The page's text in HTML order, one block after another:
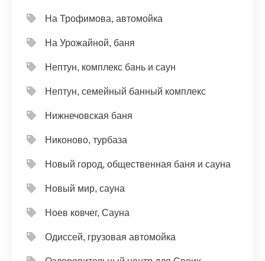
На Трофимова, автомойка
На Урожайной, баня
Нептун, комплекс бань и саун
Нептун, семейный банный комплекс
Нижнечовская баня
Никоново, турбаза
Новый город, общественная баня и сауна
Новый мир, сауна
Ноев ковчег, Сауна
Одиссей, грузовая автомойка